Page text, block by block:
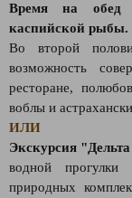
Время на обед
каспийской рыбы.
Во второй
возможность
ресторане,
воблы и
ИЛИ
Экскурсия
водной
природных